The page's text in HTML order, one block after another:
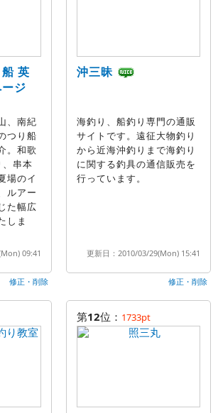
英
ジ
、南紀
つり船
。和歌
串本
場のイ
ルアー
た幅広
しま
09:41
修正・削除
沖三昧
海釣り、船釣り専門の通販
サイトです。遠征大物釣り
から近海沖釣りまで海釣り
に関する釣具の通信販売を
行っています。
更新日：2010/03/29(Mon) 15:41
修正・削除
第12位： 1733pt